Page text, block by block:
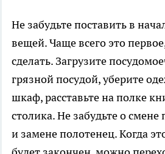
Не забудьте поставить в
вещей. Чаще всего это
сделать. Загрузите
грязной посудой, уберите
шкаф, расставьте на полке
столика. Не забудьте о смене
и замене полотенец. Когда